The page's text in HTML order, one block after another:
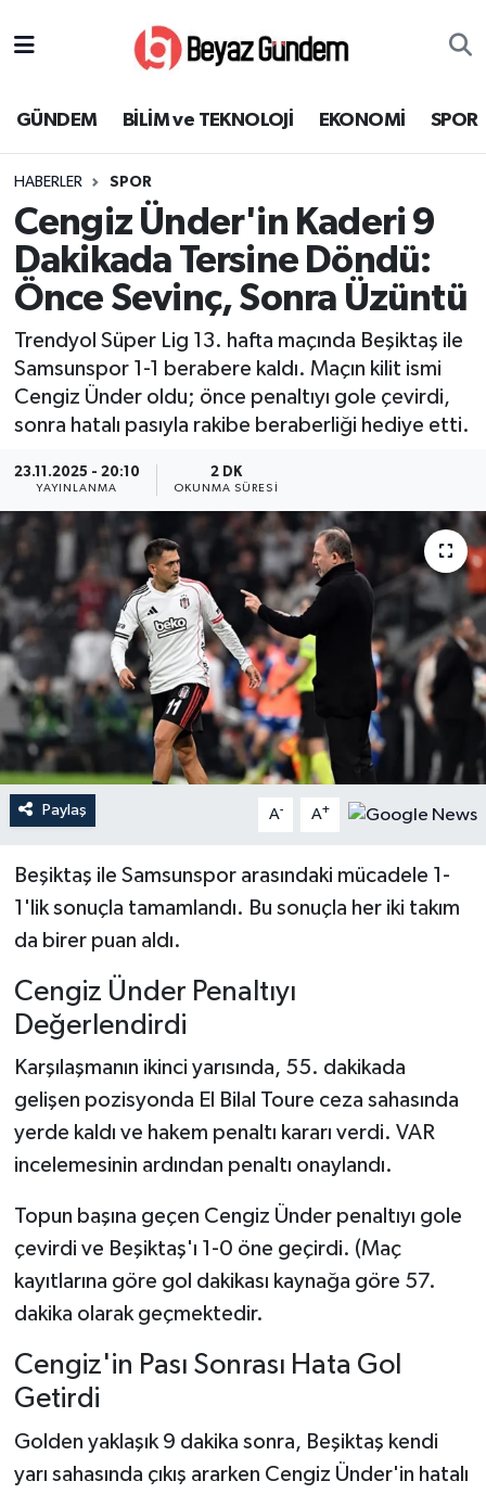
GÜNDEM BİLİM ve TEKNOLOJİ EKONOMİ SPOR
HABERLER SPOR
Cengiz Ünder'in Kaderi 9
Dakikada Tersine Döndü:
Önce Sevinç, Sonra Üzüntü
Trendyol Süper Lig 13. hafta maçında Beşiktaş ile
Samsunspor 1-1 berabere kaldı. Maçın kilit ismi
Cengiz Ünder oldu; önce penaltıyı gole çevirdi,
sonra hatalı pasıyla rakibe beraberliği hediye etti.
23.11.2025 - 20:10
YAYINLANMA
2 DK
OKUNMA SÜRESI
Paylaş A- A+
Beşiktaş ile Samsunspor arasındaki mücadele 1-
1'lik sonuçla tamamlandı. Bu sonuçla her iki takım
da birer puan aldı.
Cengiz Ünder Penaltıyı
Değerlendirdi
Karşılaşmanın ikinci yarısında, 55. dakikada
gelişen pozisyonda El Bilal Toure ceza sahasında
yerde kaldı ve hakem penaltı kararı verdi. VAR
incelemesinin ardından penaltı onaylandı.
Topun başına geçen Cengiz Ünder penaltıyı gole
çevirdi ve Beşiktaş'ı 1-0 öne geçirdi. (Maç
kayıtlarına göre gol dakikası kaynağa göre 57.
dakika olarak geçmektedir.
Cengiz'in Pası Sonrası Hata Gol
Getirdi
Golden yaklaşık 9 dakika sonra, Beşiktaş kendi
yarı sahasında çıkış ararken Cengiz Ünder'in hatalı
EKONOMİ
SPOR
SAĞLIK
KÜLTÜR SANAT
MAGAZİN
YEREL
Süper Lig Puan Durumu ve Fikstür
Tüm Manşetler
Son Dakika Haberleri
Haber Arşivi